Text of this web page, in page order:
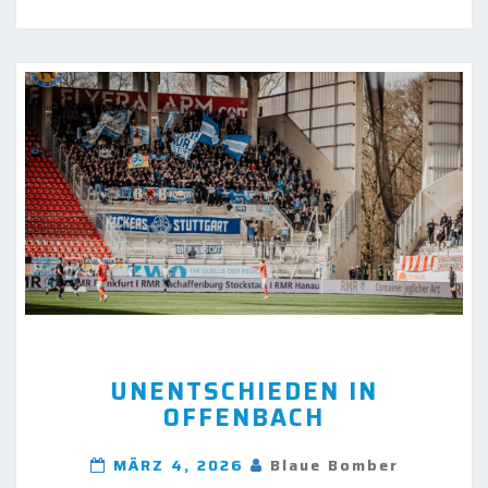
IN
OFFENBACH
UNENTSCHIEDEN IN
OFFENBACH
MÄRZ 4, 2026 Blaue Bomber